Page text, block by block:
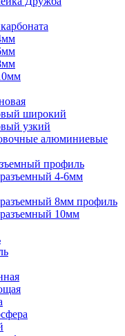
широкий
узкий
алюминиевые
профиль
4-6мм
8мм профиль
10мм